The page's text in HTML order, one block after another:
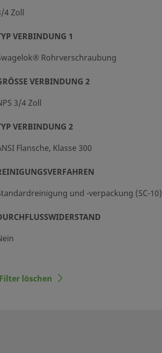
4 Zoll
Rohrverschraubung
VERBINDUNG 1
3/4 Zoll
VERBINDUNG 2
Flansche, Klasse 300
VERBINDUNG 2
und -verpackung (SC-10)
löschen